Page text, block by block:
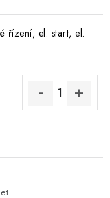
údajů
řízení, el. start, el.